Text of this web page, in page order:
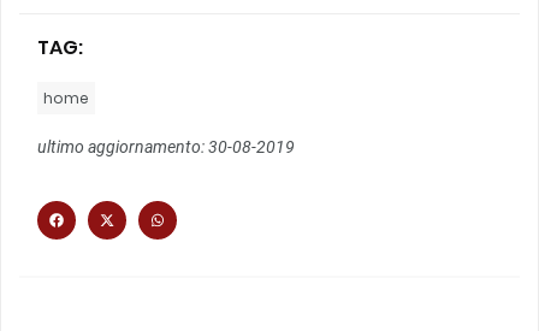
TAG:
home
ultimo aggiornamento: 30-08-2019